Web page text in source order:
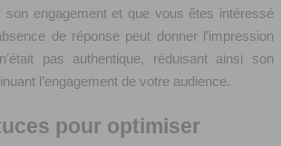
son engagement et que vous êtes intéressé
de réponse peut donner l’impression
pas authentique, réduisant ainsi son
l’engagement de votre audience.
pour optimiser